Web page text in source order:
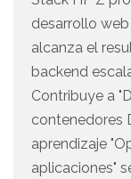
desarrollo
alcanza el
backend
Contribuye a
contenedores
aprendizaje
aplicaciones"